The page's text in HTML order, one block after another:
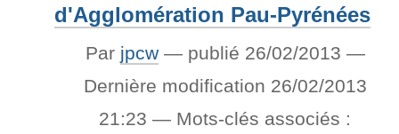
d'Agglomération Pau-Pyrénées
Par jpcw — publié 26/02/2013 —
Dernière modification 26/02/2013
21:23— Mots-clés associés :